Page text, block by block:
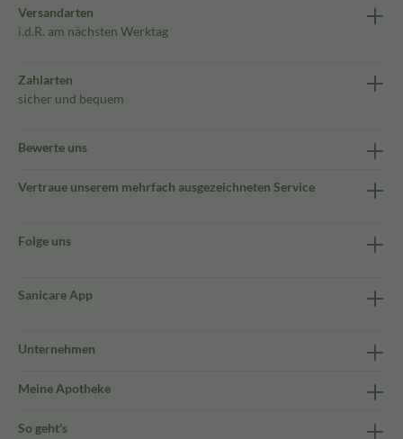
Versandarten
i.d.R. am nächsten Werktag
Zahlarten
sicher und bequem
Bewerte uns
Vertraue unserem mehrfach ausgezeichneten Service
Folge uns
Sanicare App
Unternehmen
Meine Apotheke
So geht's